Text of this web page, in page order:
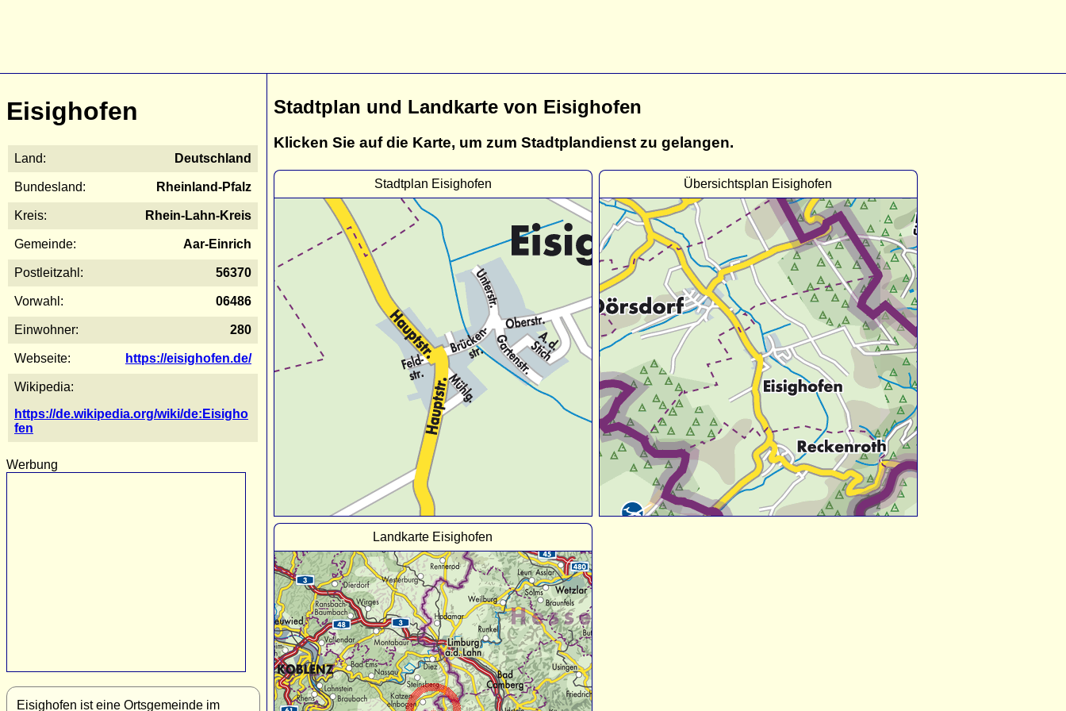
Eisighofen
Land: Deutschland
Bundesland: Rheinland-Pfalz
Kreis: Rhein-Lahn-Kreis
Gemeinde: Aar-Einrich
Postleitzahl: 56370
Vorwahl: 06486
Einwohner: 280
Webseite: https://eisighofen.de/
Wikipedia:
https://de.wikipedia.org/wiki/de:Eisigho
fen
Werbung
Eisighofen ist eine Ortsgemeinde im
Stadtplan und Landkarte von Eisighofen
Klicken Sie auf die Karte, um zum Stadtplandienst zu gelangen.
Stadtplan Eisighofen Übersichtsplan Eisighofen
Landkarte Eisighofen